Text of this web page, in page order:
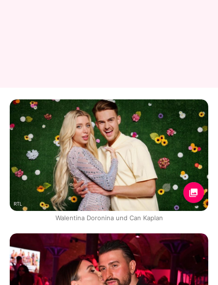
RTL
Walentina Doronina und Can Kaplan